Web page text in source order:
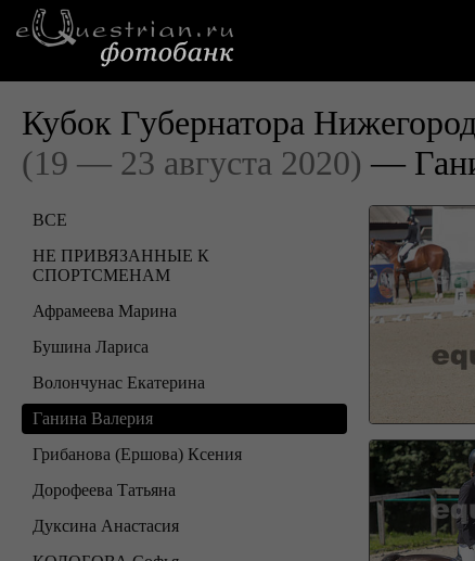
Кубок Губернатора
(19 — 23 августа 2020) —
ВСЕ
НЕ ПРИВЯЗАННЫЕ К
СПОРТСМЕНАМ
Афрамеева Марина
Бушина Лариса
Волончунас Екатерина
Ганина Валерия
Грибанова (Ершова) Ксения
Дорофеева Татьяна
Дуксина Анастасия